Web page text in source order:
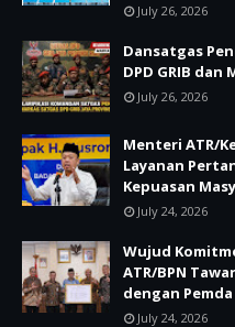
July 26, 2026
Dansatgas
DPD GRIB
July 26, 2026
Menteri ATR/
Layanan
Kepuasan
July 24, 2026
Wujud
ATR/BPN
dengan
July 24, 2026